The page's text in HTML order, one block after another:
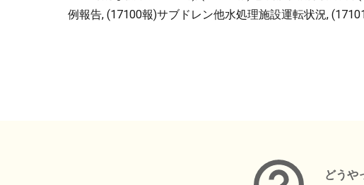
例報告, (17100報)サブドレン他水処理施設運転状況,
どうや